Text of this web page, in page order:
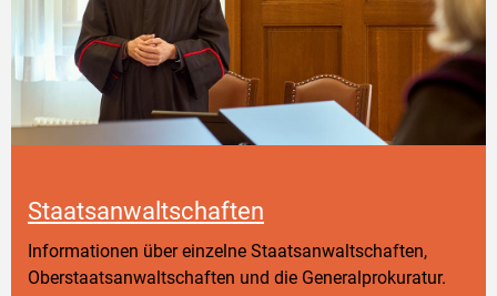
Staatsanwaltschaften
Informationen über einzelne Staatsanwaltschaften,
Oberstaatsanwaltschaften und die Generalprokuratur.